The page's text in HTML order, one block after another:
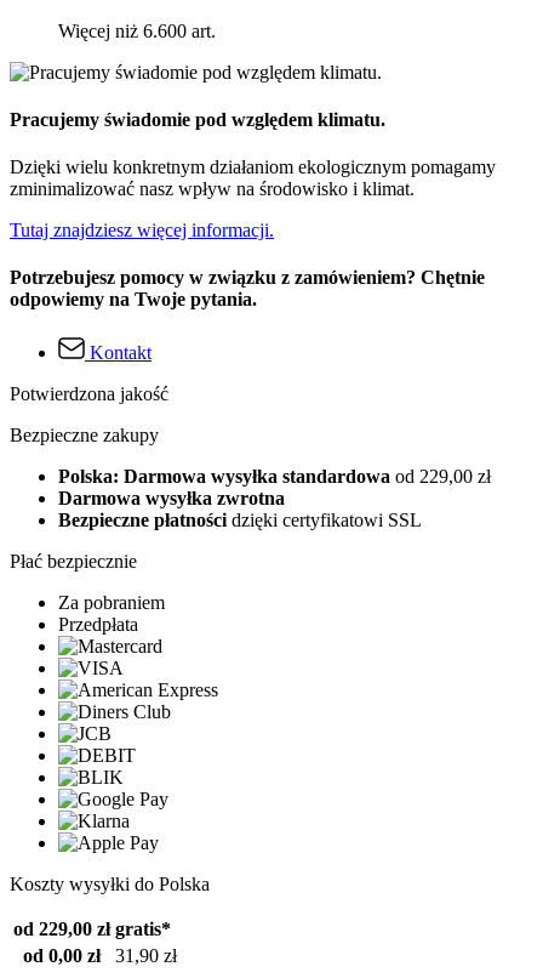
Więcej niż 6.600 art.
Pracujemy świadomie pod względem klimatu.
Dzięki wielu konkretnym działaniom ekologicznym pomagamy
zminimalizować nasz wpływ na środowisko i klimat.
Tutaj znajdziesz więcej informacji.
Potrzebujesz pomocy w związku z zamówieniem? Chętnie
odpowiemy na Twoje pytania.
Kontakt
Potwierdzona jakość
Bezpieczne zakupy
Polska: Darmowa wysyłka standardowa od 229,00 zł
Darmowa wysyłka zwrotna
Bezpieczne płatności dzięki certyfikatowi SSL
Płać bezpiecznie
Za pobraniem
Przedpłata
Koszty wysyłki do Polska
od 229,00 zł gratis*
od 0,00 zł
31,90 zł